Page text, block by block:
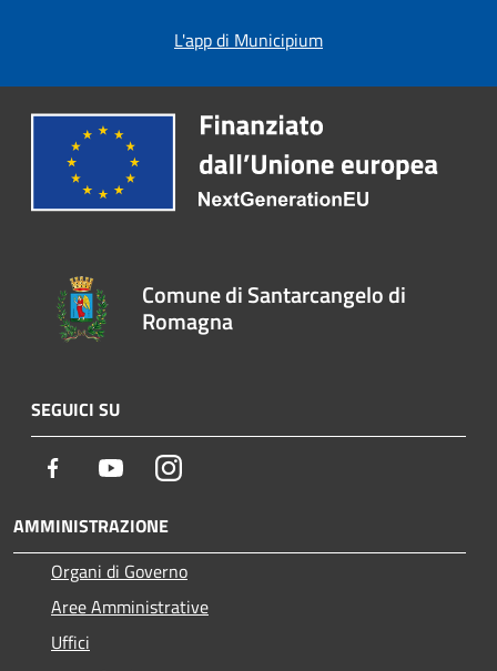
L'app di Municipium
Comune di Santarcangelo di
Romagna
SEGUICI SU
Facebook YoutubeInstagram
AMMINISTRAZIONE
Organi di Governo
Aree Amministrative
Uffici